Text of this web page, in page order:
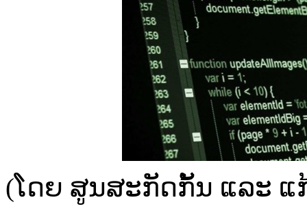
(ໂດຍ ສູນສະກັດກັ້ນ ແລະ ແ